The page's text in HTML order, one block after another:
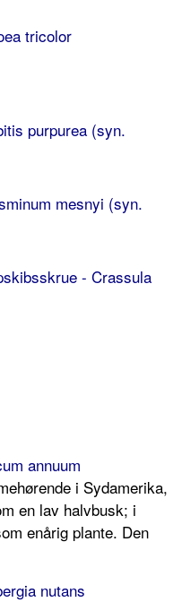
tricolor
purpurea (syn.
mesnyi (syn.
- Crassula
annuum
i Syd­amerika,
en lav halvbusk; i
enårig plante. Den
nutans